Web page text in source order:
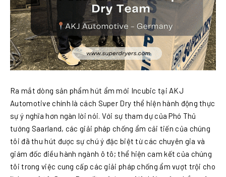
Ra mắt dòng sản phẩm hút ẩm mới Incubic tại AKJ
Automotive chính là cách Super Dry thể hiện hành động thực
sự ý nghĩa hơn ngàn lời nói. Với sự tham dự của Phó Thủ
tướng Saarland, các giải pháp chống ẩm cải tiến của chúng
tôi đã thu hút được sự chú ý đặc biệt từ các chuyên gia và
giám đốc điều hành ngành ô tô; thể hiện cam kết của chúng
tôi trong việc cung cấp các giải pháp chống ẩm vượt trội cho